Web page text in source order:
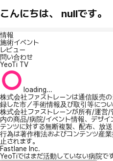
こんにちは、 nullです。
情報
施術イベント
レビュー
問い合わせ
YeoTi TV
loading...
株式会社ファストレーンは通信販売
録した市／手術情報及び取引等につい
株式会社ファストレーンが所有/運営/
内の商品/病院/イベント情報、デザイ
テンツに対する無断複製、配布、放
行為は著作権法およびコンテンツ産
止されます。
Fastlane Inc.
YeoTiではまだ活動していない病院です